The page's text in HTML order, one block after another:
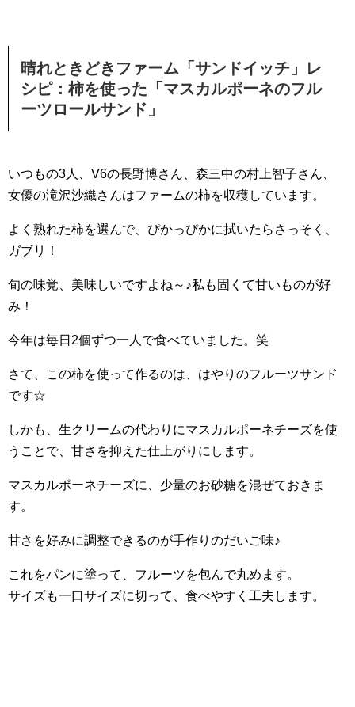
晴れときどきファーム「サンドイッチ」レ
シピ：柿を使った「マスカルポーネのフル
ーツロールサンド」
いつもの3人、V6の長野博さん、森三中の村上智子さん、
女優の滝沢沙織さんはファームの柿を収穫しています。
よく熟れた柿を選んで、ぴかっぴかに拭いたらさっそく、
ガブリ！
旬の味覚、美味しいですよね～♪私も固くて甘いものが好
み！
今年は毎日2個ずつ一人で食べていました。笑
さて、この柿を使って作るのは、はやりのフルーツサンド
です☆
しかも、生クリームの代わりにマスカルポーネチーズを使
うことで、甘さを抑えた仕上がりにします。
マスカルポーネチーズに、少量のお砂糖を混ぜておきま
す。
甘さを好みに調整できるのが手作りのだいご味♪
これをパンに塗って、フルーツを包んで丸めます。
サイズも一口サイズに切って、食べやすく工夫します。